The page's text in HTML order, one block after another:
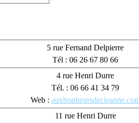
5 rue Fernand Delpierre
Tél : 06 26 67 80 66
4 rue Henri Durre
Tél. : 06 66 41 34 79
Web :
11 rue Henri Durre